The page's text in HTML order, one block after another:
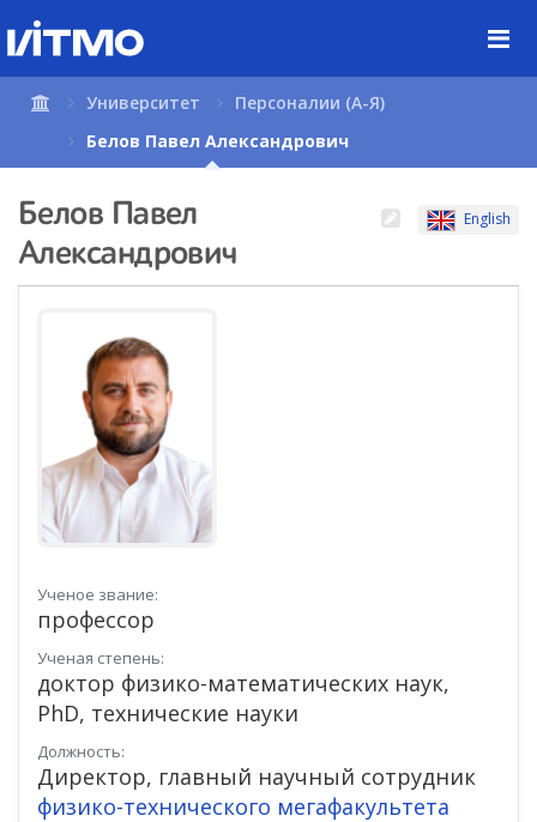
содержимому
страницы.
Университет
Персоналии (А-Я)
Белов Павел Александрович
Белов Павел
Александрович
English
Ученое звание:
профессор
Ученая степень:
доктор физико-математических наук,
PhD, технические науки
Должность:
Директор, главный научный сотрудник
физико-технического мегафакультета